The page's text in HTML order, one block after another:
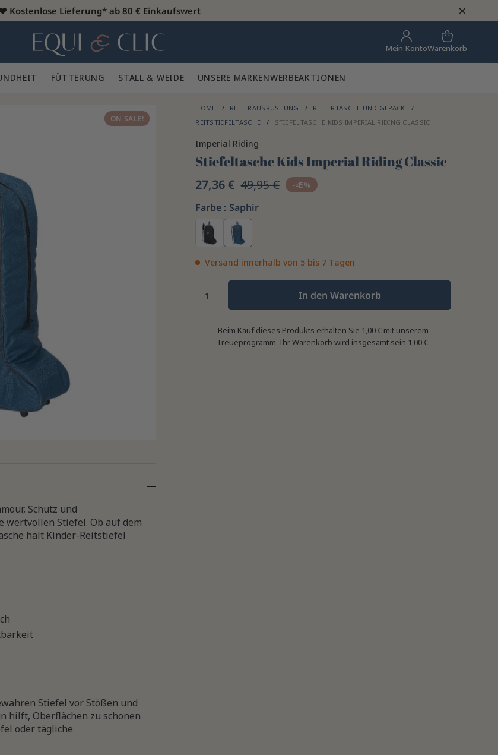
Kostenlose Lieferung* ab 80 € Einkaufswert ×
Heim Mein KontoWarenkorb
✨ FÜTTERUNG 🥕 STALL & WEIDE 🍃 UNSERE MARKENWERBEAKTIONEN
ON SALE!
HOME REITERAUSRÜSTUNG
REITERTASCHE UND GEPÄCK
REITSTIEFELTASCHE
STIEFELTASCHE KIDS IMPERIAL RIDING CLASSIC
Imperial Riding
Stiefeltasche Kids Imperial Riding Classic
27,36 € 49,95 € -45%
Farbe : Saphir
Versand innerhalb von 5 bis 7 Tagen
In den Warenkorb
Beim Kauf dieses Produkts erhalten Sie 1,00 € mit unserem
Treueprogramm. Ihr Warenkorb wird insgesamt sein 1,00 €.
Schutz und
Stiefel. Ob auf dem
hält Kinder-Reitstiefel
Stiefel vor Stößen und
hilft, Oberflächen zu schonen
oder tägliche